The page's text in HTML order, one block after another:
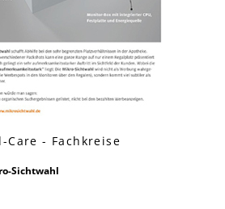
Care - Fachkreise
Sichtwahl